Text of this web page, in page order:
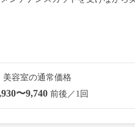
美容室の通常価格
〜9,740前後／1回